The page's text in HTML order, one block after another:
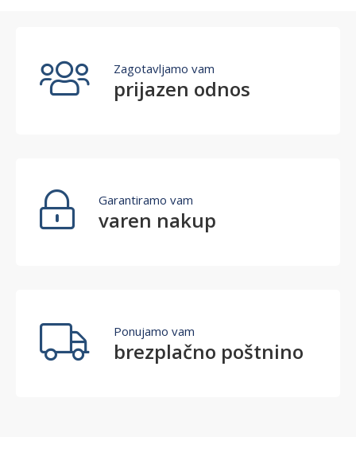
Zagotavljamo vam
prijazen odnos
Garantiramo vam
varen nakup
Ponujamo vam
brezplačno poštnino